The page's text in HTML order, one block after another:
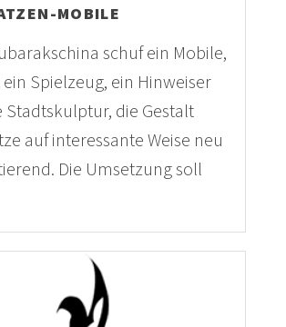
MOBILE
schuf ein Mobile,
Spielzeug, ein Hinweiser
Stadtskulptur, die Gestalt
auf interessante Weise neu
Die Umsetzung soll